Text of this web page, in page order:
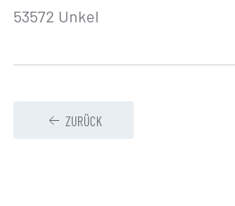
53572 Unkel
ZURÜCK